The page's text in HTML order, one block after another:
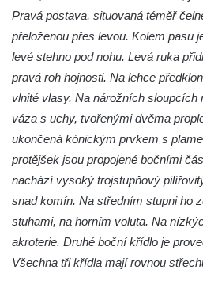
Dům č.ev. 124 v Janově-Novém
Barokní sýpka v Brníkově
Budova kampeličky v Podbradci
Bývalá železniční stanice Horní
Dům čp. 3 na Mírovém náměstí v
Postoloprtech
Rieckenova vila u textilní továrny v
Litvínově
Textilní továrna v Šumné-Litvínově
Pravá postava, situovaná téměř
přeloženou přes levou. Kolem pasu
levé stehno pod nohu. Levá ruka
pravá roh hojnosti. Na lehce
vlnité vlasy. Na nárožních sloupcích
váza s uchy, tvořenými dvěma
ukončená kónickým prvkem s
protějšek jsou propojené bočními
nachází vysoký trojstupňový
snad komín. Na středním stupni ho
stuhami, na horním voluta. Na
akroterie. Druhé boční křídlo je
Všechna tři křídla mají rovnou